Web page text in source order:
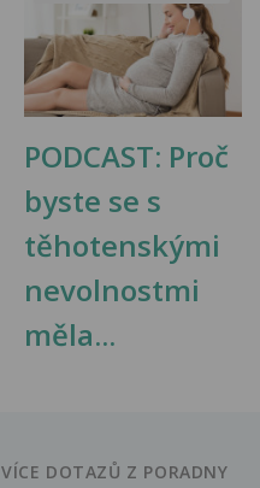
PODCAST: Proč
byste se s
těhotenskými
nevolnostmi
měla...
VÍCE DOTAZŮ Z PORADNY